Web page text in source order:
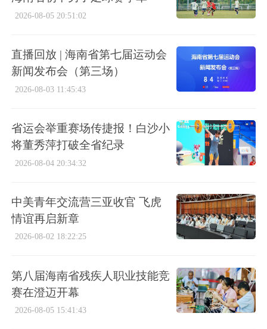
2026-08-05 20:51:02
直播回放 | 海南省第七届运动会
新闻发布会（第三场）
2026-08-03 11:45:43
省运会举重赛场传捷报！白沙小
将董秀萍打破全省纪录
2026-08-04 20:34:32
中美青年交流营三亚收官 飞虎
情谊再启新章
2026-08-02 18:22:25
第八届海南省残疾人职业技能竞
赛在澄迈开幕
2026-08-05 15:41:43